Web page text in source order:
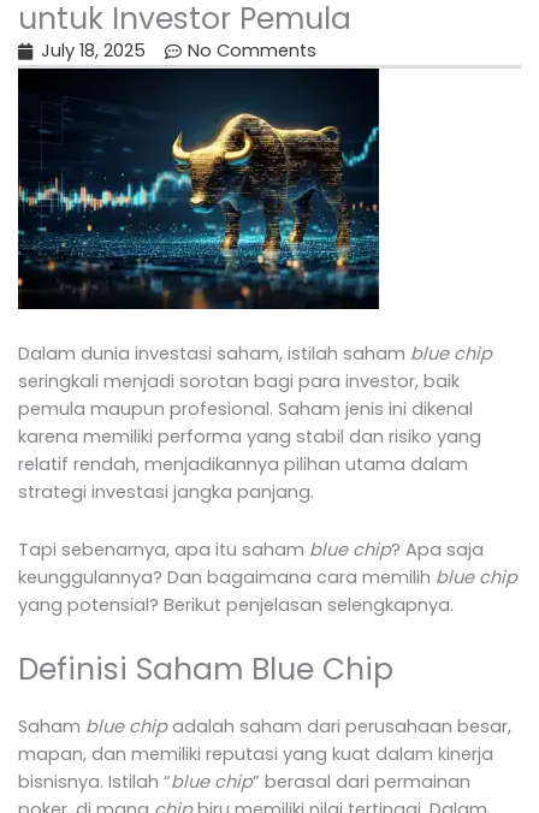
untuk Investor Pemula
July 18, 2025 No Comments
Dalam dunia investasi saham, istilah saham blue chip
seringkali menjadi sorotan bagi para investor, baik
pemula maupun profesional. Saham jenis ini dikenal
karena memiliki performa yang stabil dan risiko yang
relatif rendah, menjadikannya pilihan utama dalam
strategi investasi jangka panjang.
Tapi sebenarnya, apa itu saham blue chip? Apa saja
keunggulannya? Dan bagaimana cara memilih blue chip
yang potensial? Berikut penjelasan selengkapnya.
Definisi Saham Blue Chip
Saham blue chipadalah saham dari perusahaan besar,
mapan, dan memiliki reputasi yang kuat dalam kinerja
bisnisnya. Istilah “blue chip” berasal dari permainan